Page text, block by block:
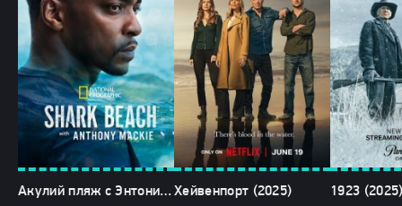
Акулий пляж с Энтони Маки (2024)Хейвенпорт (2025) 1923